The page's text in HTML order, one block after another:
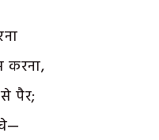
करना,
पैर;